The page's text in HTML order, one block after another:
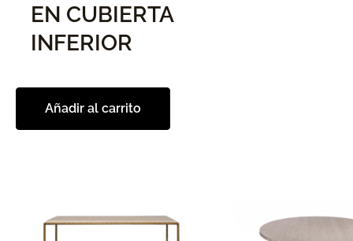
EN CUBIERTA
INFERIOR
Añadir al carrito